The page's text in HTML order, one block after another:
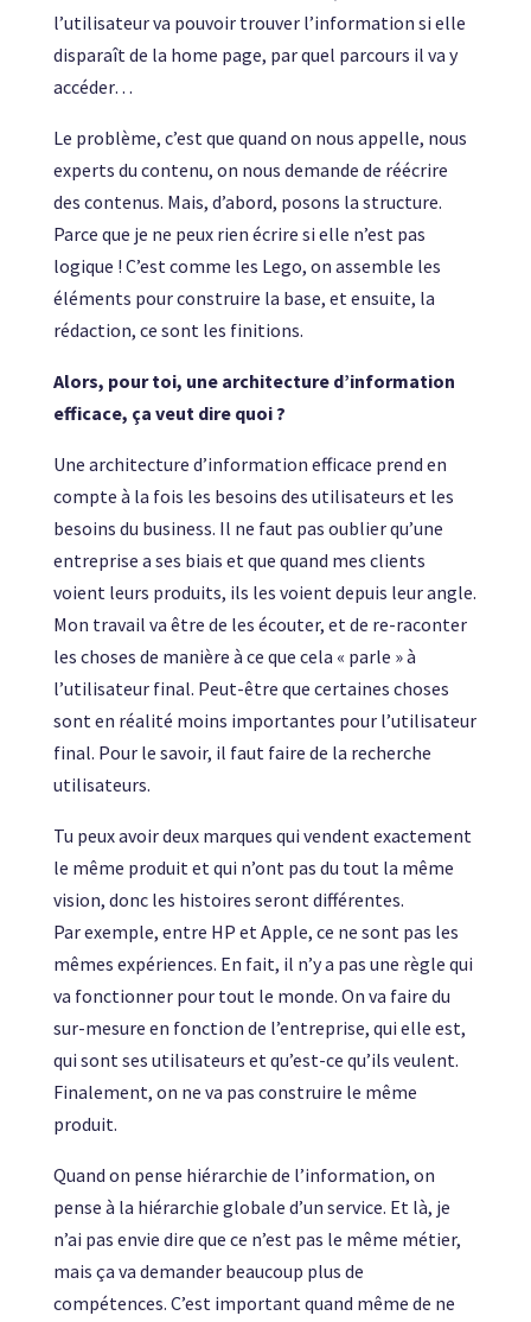
l’utilisateur va pouvoir trouver l’information si elle
disparaît de la home page, par quel parcours il va y
accéder…
Le problème, c’est que quand on nous appelle, nous
experts du contenu, on nous demande de réécrire
des contenus. Mais, d’abord, posons la structure.
Parce que je ne peux rien écrire si elle n’est pas
logique ! C’est comme les Lego, on assemble les
éléments pour construire la base, et ensuite, la
rédaction, ce sont les finitions.
Alors, pour toi, une architecture d’information
efficace, ça veut dire quoi ?
Une architecture d’information efficace prend en
compte à la fois les besoins des utilisateurs et les
besoins du business. Il ne faut pas oublier qu’une
entreprise a ses biais et que quand mes clients
voient leurs produits, ils les voient depuis leur angle.
Mon travail va être de les écouter, et de re-raconter
les choses de manière à ce que cela « parle » à
l’utilisateur final. Peut-être que certaines choses
sont en réalité moins importantes pour l’utilisateur
final. Pour le savoir, il faut faire de la recherche
utilisateurs.
Tu peux avoir deux marques qui vendent exactement
le même produit et qui n’ont pas du tout la même
vision, donc les histoires seront différentes.
Par exemple, entre HP et Apple, ce ne sont pas les
mêmes expériences. En fait, il n’y a pas une règle qui
va fonctionner pour tout le monde. On va faire du
sur-mesure en fonction de l’entreprise, qui elle est,
qui sont ses utilisateurs et qu’est-ce qu’ils veulent.
Finalement, on ne va pas construire le même
produit.
Quand on pense hiérarchie de l’information, on
pense à la hiérarchie globale d’un service. Et là, je
n’ai pas envie dire que ce n’est pas le même métier,
mais ça va demander beaucoup plus de
compétences. C’est important quand même de ne